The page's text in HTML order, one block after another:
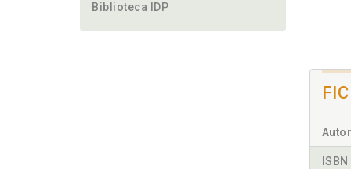
Biblioteca IDP